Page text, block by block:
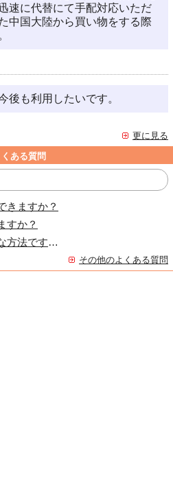
速に代替にて手配対応いただ
中国大陸から買い物をする際
も利用したいです。
更に見る
くある質問
きますか？
すか？
代金の支払いはどのような方法ですか？
その他のよくある質問